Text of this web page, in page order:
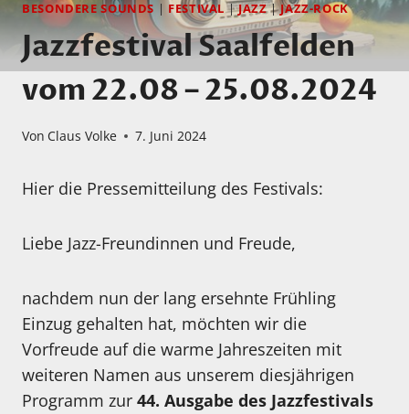
BESONDERE SOUNDS | FESTIVAL|JAZZ|JAZZ-ROCK
Jazzfestival Saalfelden
vom 22.08 – 25.08.2024
Von Claus Volke 7. Juni 2024
Hier die Pressemitteilung des Festivals:
Liebe Jazz-Freundinnen und Freude,
nachdem nun der lang ersehnte Frühling
Einzug gehalten hat, möchten wir die
Vorfreude auf die warme Jahreszeiten mit
weiteren Namen aus unserem diesjährigen
Programm zur 44. Ausgabe des Jazzfestivals